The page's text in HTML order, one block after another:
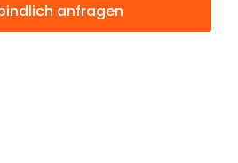
anfragen